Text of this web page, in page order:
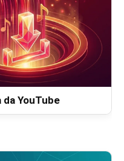
YouTube